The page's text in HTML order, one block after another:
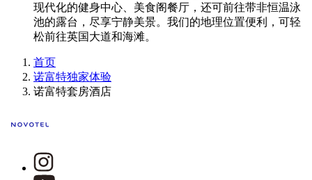
现代化的健身中心、美食阁餐厅，还可前往带非恒温泳
池的露台，尽享宁静美景。我们的地理位置便利，可轻
松前往英国大道和海滩。
首页
诺富特独家体验
诺富特套房酒店